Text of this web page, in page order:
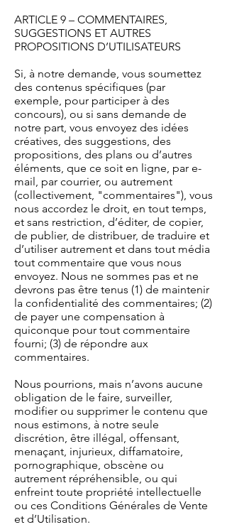
ARTICLE 9 – COMMENTAIRES,
SUGGESTIONS ET AUTRES
PROPOSITIONS D’UTILISATEURS
Si, à notre demande, vous soumettez
des contenus spécifiques (par
exemple, pour participer à des
concours), ou si sans demande de
notre part, vous envoyez des idées
créatives, des suggestions, des
propositions, des plans ou d’autres
éléments, que ce soit en ligne, par e-
mail, par courrier, ou autrement
(collectivement, "commentaires"), vous
nous accordez le droit, en tout temps,
et sans restriction, d’éditer, de copier,
de publier, de distribuer, de traduire et
d’utiliser autrement et dans tout média
tout commentaire que vous nous
envoyez. Nous ne sommes pas et ne
devrons pas être tenus (1) de maintenir
la confidentialité des commentaires; (2)
de payer une compensation à
quiconque pour tout commentaire
fourni; (3) de répondre aux
commentaires.
Nous pourrions, mais n’avons aucune
obligation de le faire, surveiller,
modifier ou supprimer le contenu que
nous estimons, à notre seule
discrétion, être illégal, offensant,
menaçant, injurieux, diffamatoire,
pornographique, obscène ou
autrement répréhensible, ou qui
enfreint toute propriété intellectuelle
ou ces Conditions Générales de Vente
et d’Utilisation.